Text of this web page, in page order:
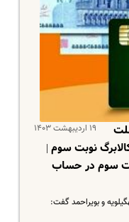
۱۹ اردیبهشت ۱۴۰۳
نوبت سوم |
نوبت سوم در حساب
و بویراحمد گفت: